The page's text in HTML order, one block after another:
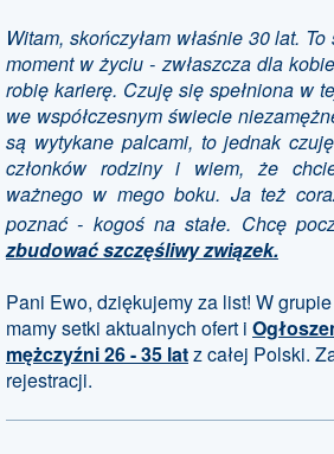
Witam, skończyłam właśnie 30 lat.
moment w życiu - zwłaszcza dla
robię karierę. Czuję się spełniona w
we współczesnym świecie
są wytykane palcami, to jednak
członków rodziny i wiem, że
ważnego w mego boku. Ja też
poznać - kogoś na stałe. Chcę
zbudować szczęśliwy związek.
Pani Ewo, dziękujemy za list! W
mamy setki aktualnych ofert i
mężczyźni 26 - 35 latz całej Polski.
rejestracji.